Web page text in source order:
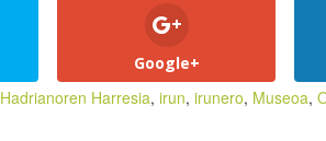
Google+
Hadrianoren Harresia, irun, irunero, Museoa,